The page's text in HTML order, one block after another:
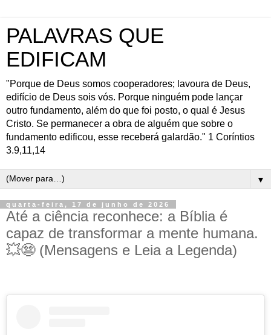
PALAVRAS QUE
EDIFICAM
"Porque de Deus somos cooperadores; lavoura de Deus,
edifício de Deus sois vós. Porque ninguém pode lançar
outro fundamento, além do que foi posto, o qual é Jesus
Cristo. Se permanecer a obra de alguém que sobre o
fundamento edificou, esse receberá galardão." 1 Coríntios
3.9,11,14
▼
quarta-feira, 17 de junho de 2026
Até a ciência reconhece: a Bíblia é
capaz de transformar a mente humana.
💥😨 (Mensagens e Leia a Legenda)